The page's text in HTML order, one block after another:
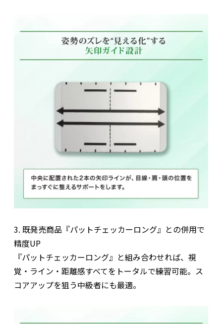
3. 既発売商品『パットチェッカーロング』との併用で
精度UP
『パットチェッカーロング』と組み合わせれば、視
覚・ライン・距離感すべてをトータルで練習可能。ス
コアアップを狙う中級者にも最適。